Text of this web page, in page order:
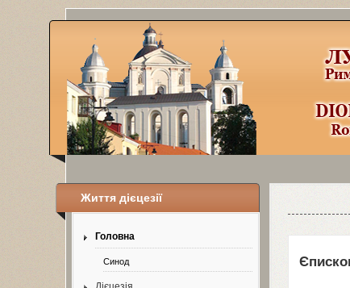
Життя дієцезії
Головна
Синод